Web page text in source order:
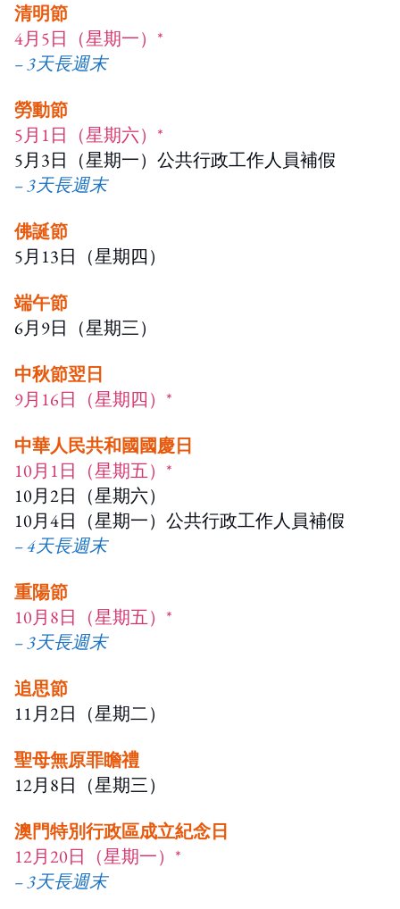
清明節
4月5日（星期一）*
– 3天長週末
勞動節
5月1日（星期六）*
5月3日（星期一）公共行政工作人員補假
– 3天長週末
佛誕節
5月13日（星期四）
端午節
6月9日（星期三）
中秋節翌日
9月16日（星期四）*
中華人民共和國國慶日
10月1日（星期五）*
10月2日（星期六）
10月4日（星期一）公共行政工作人員補假
– 4天長週末
重陽節
10月8日（星期五）*
– 3天長週末
追思節
11月2日（星期二）
聖母無原罪瞻禮
12月8日（星期三）
澳門特別行政區成立紀念日
12月20日（星期一）*
– 3天長週末